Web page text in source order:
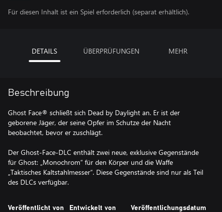
Für diesen Inhalt ist ein Spiel erforderlich (separat erhältlich).
DETAILS ÜBERPRÜFUNGEN MEHR
Beschreibung
Ghost Face® schließt sich Dead by Daylight an. Er ist der
geborene Jäger, der seine Opfer im Schutze der Nacht
beobachtet, bevor er zuschlägt.
Der Ghost-Face-DLC enthält zwei neue, exklusive Gegenstände
für Ghost: „Monochrom“ für den Körper und die Waffe
„Taktisches Kaltstahlmesser“. Diese Gegenstände sind nur als Teil
des DLCs verfügbar.
Veröffentlicht von Entwickelt von Veröffentlichungsdatum